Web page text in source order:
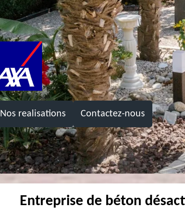
Nos realisations Contactez-nous
Entreprise de béton